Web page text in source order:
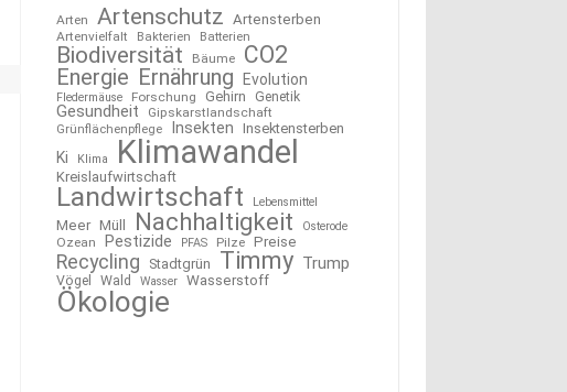
Arten Artenschutz Artensterben
Artenvielfalt Bakterien Batterien
Biodiversität Bäume CO2
Energie Ernährung Evolution
Fledermäuse Forschung Gehirn Genetik
Gesundheit Gipskarstlandschaft
Grünflächenpflege Insekten Insektensterben
Ki Klima Klimawandel
Kreislaufwirtschaft
Landwirtschaft Lebensmittel
Meer Müll Nachhaltigkeit Osterode
Ozean Pestizide PFAS Pilze Preise
Recycling Stadtgrün Timmy Trump
Vögel Wald Wasser Wasserstoff
Ökologie